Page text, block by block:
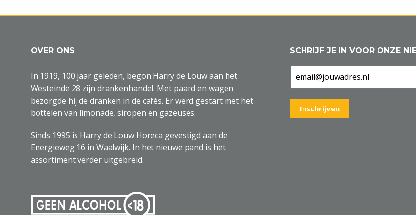
OVER ONS
In 1919, 100 jaar geleden, begon Harry de Louw aan het
Westeinde 28 zijn drankenhandel. Met paard en wagen
bezorgde hij de dranken in de cafés. Er werd gestart met het
bottelen van limonade, siropen en gazeuses.
Sinds 1995 is Harry de Louw Horeca gevestigd aan de
Energieweg 16 in Waalwijk. In het nieuwe pand is het
assortiment verder uitgebreid.
SCHRIJF JE IN VOOR ONZE